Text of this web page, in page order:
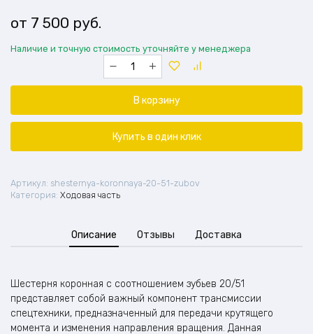
7 500 руб.
Наличие и точную стоимость уточняйте у менеджера
Количество
товара
Шестерня
коронная
зубов)
В корзину
Купить в один клик
Артикул: shesternya-koronnaya-20-51-zubov
Категория: Ходовая часть
Описание Отзывы Доставка
Шестерня коронная с соотношением зубьев 20/51
представляет собой важный компонент трансмиссии
спецтехники, предназначенный для передачи крутящего
момента и изменения направления вращения. Данная